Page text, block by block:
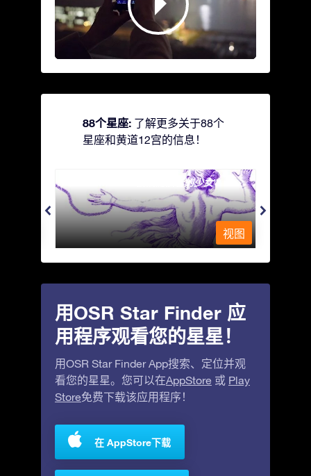
88个星座: 了解更多关于88个
星座和黄道12宫的信息！
Andromeda - 被铁链锁着的少女
视图
用OSR Star Finder 应
用程序观看您的星星！
用OSR Star Finder App搜索、定位并观
看您的星星。您可以在AppStore 或 Play
Store免费下载该应用程序！
在 AppStore下载